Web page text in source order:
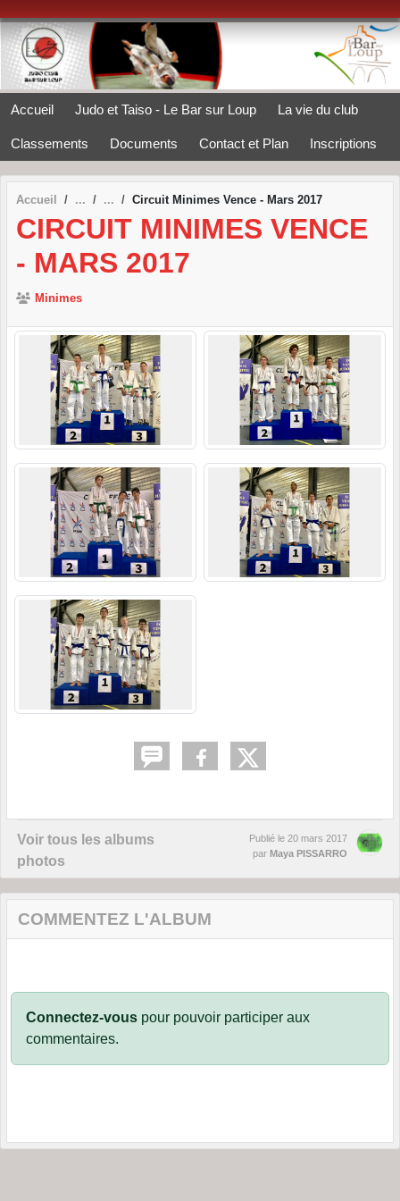
Accueil Judo et Taiso - Le Bar sur Loup La vie du club
Classements Documents Contact et Plan Inscriptions
Accueil Circuit Minimes Vence - Mars 2017
CIRCUIT MINIMES VENCE
- MARS 2017
Minimes
Voir tous les albums
photos
Publié le 20 mars 2017
par Maya PISSARRO
COMMENTEZ L'ALBUM
Connectez-vous pour pouvoir participer aux
commentaires.